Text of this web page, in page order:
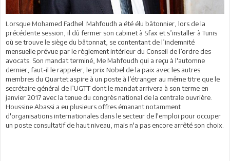
Lorsque Mohamed Fadhel Mahfoudh a été élu bâtonnier, lors de la
précédente session, il dû fermer son cabinet à Sfax et s’installer à Tunis
où se trouve le siège du bâtonnat, se contentant de l’indemnité
mensuelle prévue par le règlement intérieur du Conseil de l’ordre des
avocats. Son mandat terminé, Me Mahfoudh qui a reçu à l'automne
dernier, faut-il le rappeler, le prix Nobel de la paix avec les autres
membres du Quartet aspire à un poste à l’étranger au même titre que le
secrétaire général de l’UGTT dont le mandat arrivera à son terme en
janvier 2017 avec la tenue du congrès national de la centrale ouvrière.
Houssine Abassi a eu plusieurs offres émanant notamment
d'organisations internationales dans le secteur de l'emploi pour occuper
un poste consultatif de haut niveau, mais n'a pas encore arrêté son choix.